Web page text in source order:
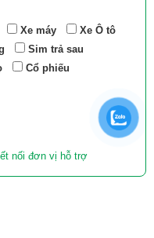
Xe máy
Xe Ô tô
Sim trả sau
Cổ phiếu
nối đơn vị hỗ trợ